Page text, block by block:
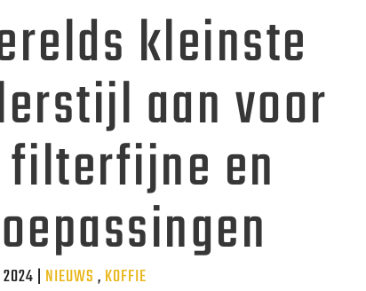
kleinste
aan voor
en
2024 | NIEUWS , KOFFIE